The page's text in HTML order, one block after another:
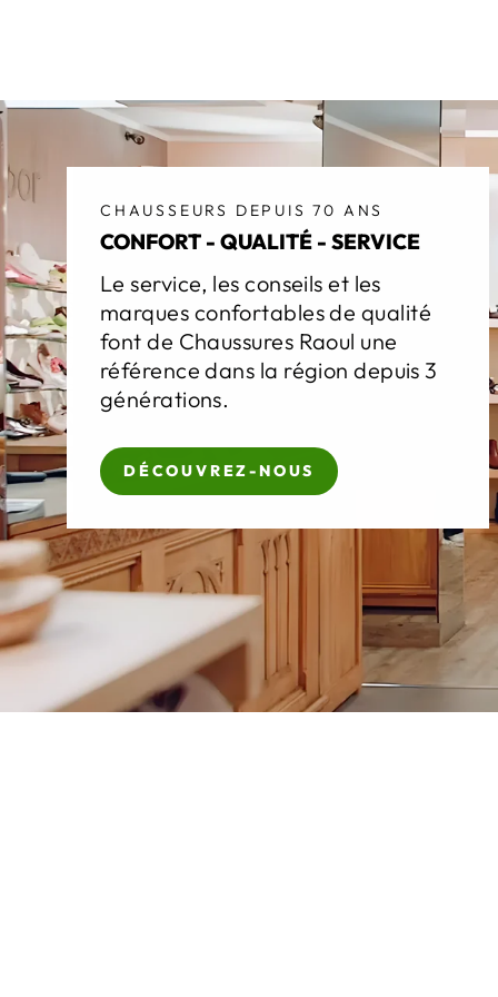
CHAUSSEURS DEPUIS 70 ANS
CONFORT - QUALITÉ - SERVICE
Le service, les conseils et les
marques confortables de qualité
font de Chaussures Raoul une
référence dans la région depuis 3
générations.
DÉCOUVREZ-NOUS